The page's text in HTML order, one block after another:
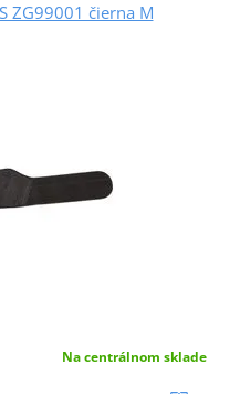
ZG99001 čierna M
Na centrálnom sklade